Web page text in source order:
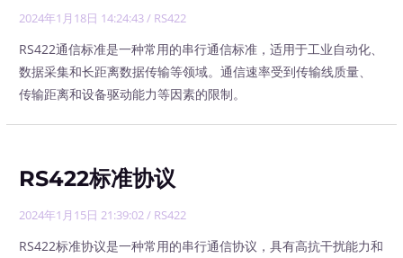
2024年1月18日 14:24:43/ RS422
RS422通信标准是一种常用的串行通信标准，适用于工业自动化、
数据采集和长距离数据传输等领域。通信速率受到传输线质量、
传输距离和设备驱动能力等因素的限制。
RS422标准协议
2024年1月15日 21:39:02/ RS422
RS422标准协议是一种常用的串行通信协议，具有高抗干扰能力和